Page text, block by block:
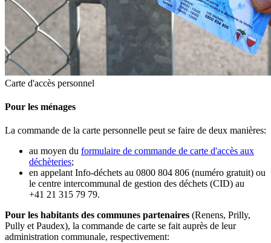
Carte d'accès personnel
Pour les ménages
La commande de la carte personnelle peut se faire de deux manières:
au moyen du formulaire de commande de carte d'accès aux
déchèteries;
en appelant Info-déchets au 0800 804 806 (numéro gratuit) ou
le centre intercommunal de gestion des déchets (CID) au
+41 21 315 79 79.
Pour les habitants des communes partenaires (Renens, Prilly,
Pully et Paudex), la commande de carte se fait auprès de leur
administration communale, respectivement: